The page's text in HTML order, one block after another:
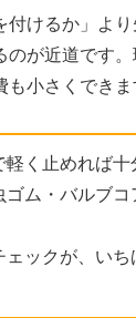
付けるか」よ
のが近道です
小さくできま
軽く止めれば十
ゴム・バルブ
ェックが、い